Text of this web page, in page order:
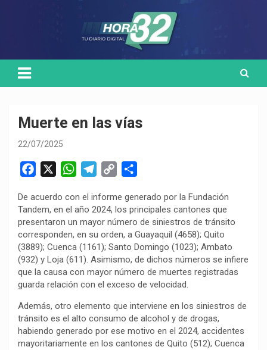
Muerte en las vías
22/07/2025
c
e
b
o
o
k
W
a
t
s
A
p
p
l
e
g
r
a
m
p
y
L
i
n
k
m
p
a
r
t
i
De acuerdo con el informe generado por la Fundación
Tandem, en el año 2024, los principales cantones que
presentaron un mayor número de siniestros de tránsito
corresponden, en su orden, a Guayaquil (4658); Quito
(3889); Cuenca (1161); Santo Domingo (1023); Ambato
(932) y Loja (611). Asimismo, de dichos números se infiere
que la causa con mayor número de muertes registradas
guarda relación con el exceso de velocidad.
Además, otro elemento que interviene en los siniestros de
tránsito es el alto consumo de alcohol y de drogas,
habiendo generado por ese motivo en el 2024, accidentes
mayoritariamente en los cantones de Quito (512); Cuenca